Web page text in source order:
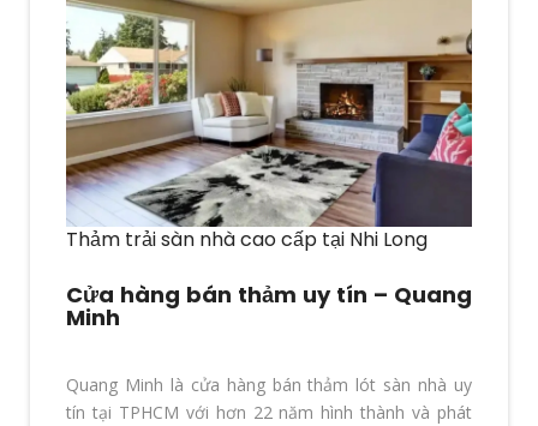
Thảm trải sàn nhà cao cấp tại Nhi Long
Cửa hàng bán thảm uy tín – Quang
Minh
Quang Minh là cửa hàng bán thảm lót sàn nhà uy
tín tại TPHCM với hơn 22 năm hình thành và phát